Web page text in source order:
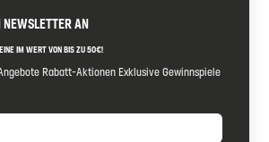
AN
IM WERT VON BIS ZU 50€!
Rabatt-Aktionen Exklusive Gewinnspiele